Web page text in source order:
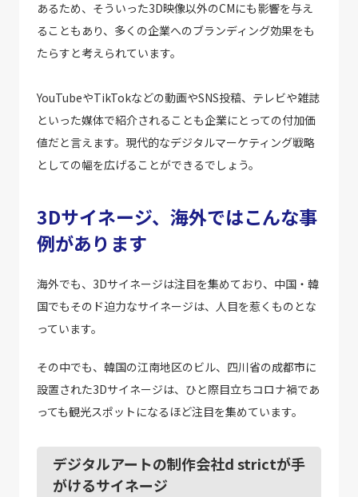
あるため、そういった3D映像以外のCMにも影響を与え
ることもあり、多くの企業へのブランディング効果をも
たらすと考えられています。
YouTubeやTikTokなどの動画やSNS投稿、テレビや雑誌
といった媒体で紹介されることも企業にとっての付加価
値だと言えます。現代的なデジタルマーケティング戦略
としての幅を広げることができるでしょう。
3Dサイネージ、海外ではこんな事
例があります
海外でも、3Dサイネージは注目を集めており、中国・韓
国でもそのド迫力なサイネージは、人目を惹くものとな
っています。
その中でも、韓国の江南地区のビル、四川省の成都市に
設置された3Dサイネージは、ひと際目立ちコロナ禍であ
っても観光スポットになるほど注目を集めています。
デジタルアートの制作会社d strictが手
がけるサイネージ